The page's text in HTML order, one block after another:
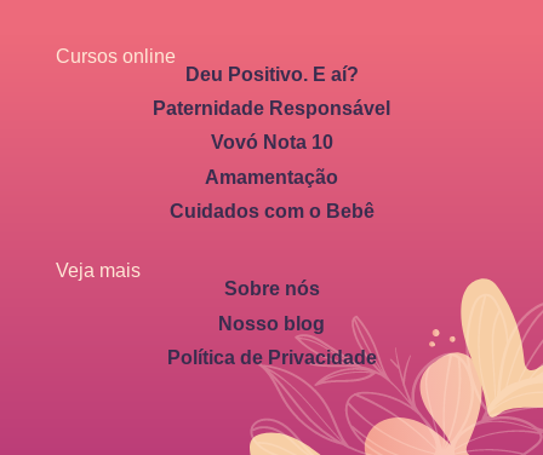
Cursos online
Deu Positivo. E aí?
Paternidade Responsável
Vovó Nota 10
Amamentação
Cuidados com o Bebê
Veja mais
Sobre nós
Nosso blog
Política de Privacidade